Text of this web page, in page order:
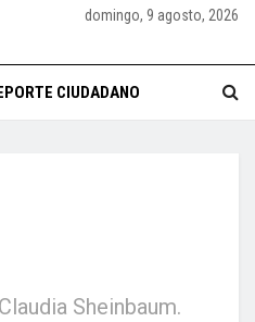
domingo, 9 agosto, 2026
CIUDADANO
Sheinbaum.